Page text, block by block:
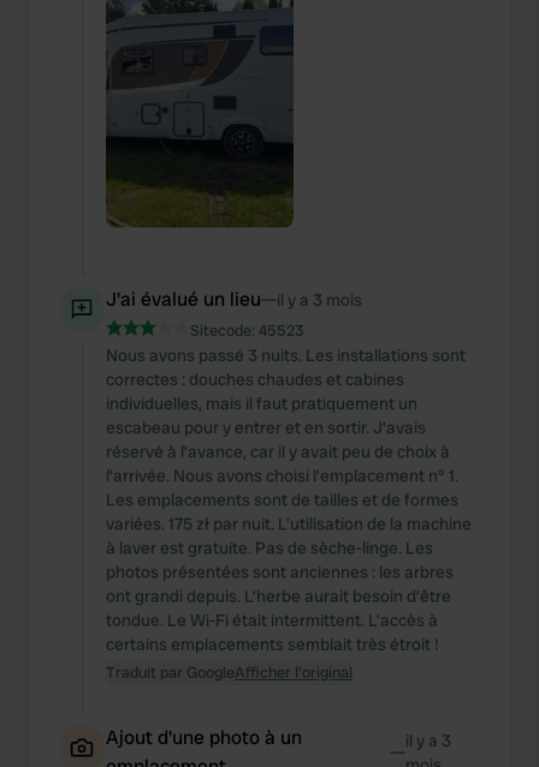
J'ai évalué un lieu—il y a 3 mois
Sitecode: 45523
Nous avons passé 3 nuits. Les installations sont
correctes : douches chaudes et cabines
individuelles, mais il faut pratiquement un
escabeau pour y entrer et en sortir. J’avais
réservé à l’avance, car il y avait peu de choix à
l’arrivée. Nous avons choisi l’emplacement n° 1.
Les emplacements sont de tailles et de formes
variées. 175 zł par nuit. L’utilisation de la machine
à laver est gratuite. Pas de sèche-linge. Les
photos présentées sont anciennes : les arbres
ont grandi depuis. L’herbe aurait besoin d’être
tondue. Le Wi-Fi était intermittent. L’accès à
certains emplacements semblait très étroit !
Traduit par GoogleAfficher l'original
Ajout d'une photo à un
—il y a 3